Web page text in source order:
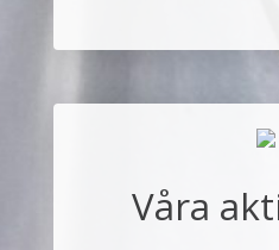
Våra